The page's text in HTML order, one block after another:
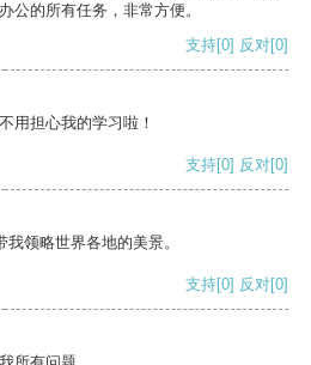
公的所有任务，非常方便。
支持[0] 反对[0]
用担心我的学习啦！
支持[0] 反对[0]
领略世界各地的美景。
支持[0] 反对[0]